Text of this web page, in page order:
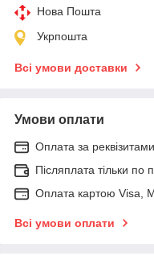
Нова Пошта
Укрпошта
Всі умови доставки
Умови оплати
Оплата за реквізитами
Післяплата тільки по
Оплата картою Visa,
Всі умови оплати